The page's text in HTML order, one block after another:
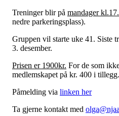
Treninger blir på mandager
nedre parkeringsplass).
Gruppen vil starte uke 41. Siste
3. desember.
Prisen er 1900kr. For de som
medlemskapet på kr. 400 i tillegg.
Påmelding via linken her
Ta gjerne kontakt med